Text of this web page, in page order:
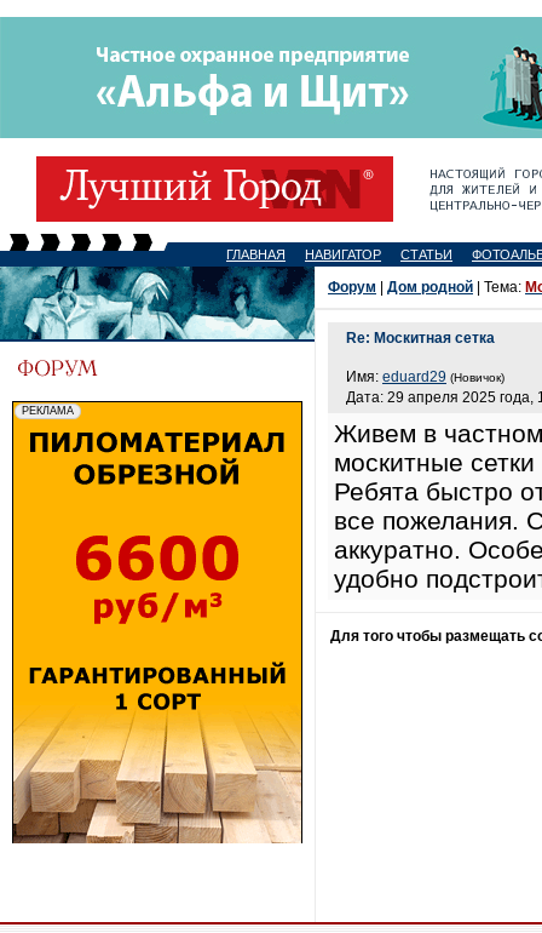
ГЛАВНАЯ НАВИГАТОР СТАТЬИ
Форум Дом родной | Тема:
Re: Москитная сетка
Имя: eduard29 (Новичок)
Дата: 29 апреля 2025 года,
Живем в
москитные
Ребята быстро
все пожелания.
аккуратно.
удобно
Для того чтобы размещать